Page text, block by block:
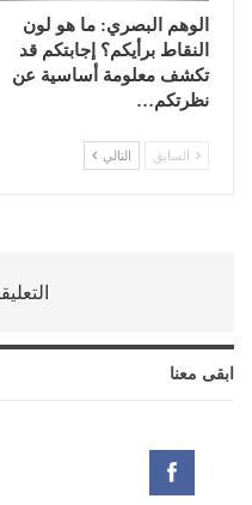
الوهم البصري: ما هو لون
النقاط برأيكم؟ إجابتكم قد
تكشف معلومة أساسية عن
نظرتكم…
السابق التالي
ابقى معنا